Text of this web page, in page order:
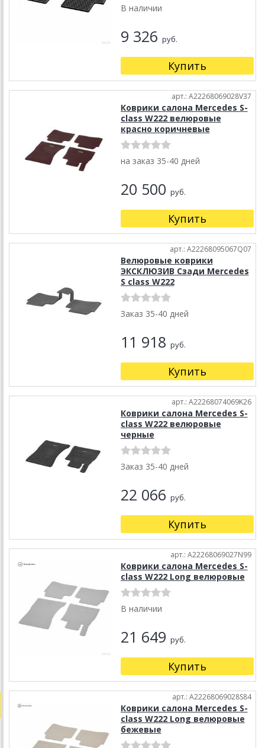
В наличии
9 326 руб.
Купить
арт.: A22268069028V37
Коврики салона Mercedes S-
class W222 велюровые
красно коричневые
на заказ 35-40 дней
20 500 руб.
Купить
арт.: A22268095067Q07
Велюровые коврики
ЭКСКЛЮЗИВ Сзади Mercedes
S class W222
Заказ 35-40 дней
11 918 руб.
Купить
арт.: A22268074069K26
Коврики салона Mercedes S-
class W222 велюровые
черные
Заказ 35-40 дней
22 066 руб.
Купить
арт.: A22268069027N99
Коврики салона Mercedes S-
class W222 Long велюровые
В наличии
21 649 руб.
Купить
арт.: A22268069028S84
Коврики салона Mercedes S-
class W222 Long велюровые
бежевые